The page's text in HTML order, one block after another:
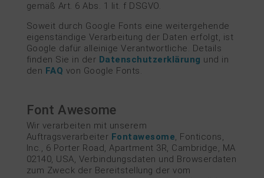
gemäß Art. 6 Abs. 1 lit. f DSGVO.
Soweit durch Google Fonts eine weitergehende
eigenständige Verarbeitung der Daten erfolgt, ist
Google dafür alleinige Verantwortliche. Details
finden Sie in der Datenschutzerklärung und in
den FAQ von Google Fonts.
Font Awesome
Wir verarbeiten mit unserem
Auftragsverarbeiter Fontawesome, Fonticons,
Inc., 6 Porter Road, Apartment 3R, Cambridge, MA
02140, USA, Verbindungsdaten und Browserdaten
zum Zweck der Bereitstellung der vom